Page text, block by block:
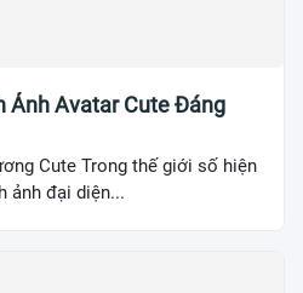
Ảnh Avatar Cute Đáng
Cute Trong thế giới số hiện
ảnh đại diện...